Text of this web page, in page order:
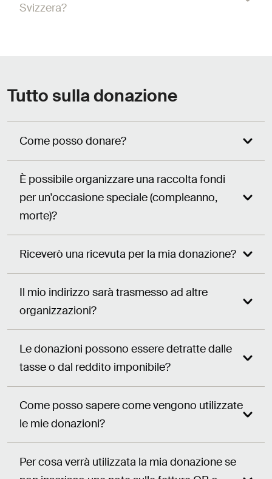
Svizzera?
Tutto sulla donazione
Come posso donare?
È possibile organizzare una raccolta fondi
per un'occasione speciale (compleanno,
morte)?
Riceverò una ricevuta per la mia donazione?
Il mio indirizzo sarà trasmesso ad altre
organizzazioni?
Le donazioni possono essere detratte dalle
tasse o dal reddito imponibile?
Come posso sapere come vengono utilizzate
le mie donazioni?
Per cosa verrà utilizzata la mia donazione se